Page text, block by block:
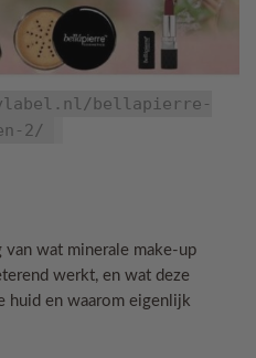
bellapierre-
2/
wat minerale make-up
werkt, en wat deze
huid en waarom eigenlijk